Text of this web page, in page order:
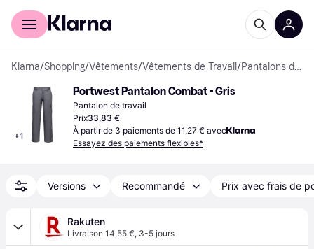
Acheter avec Klarna
Klarna/Shopping/Vêtements/Vêtements de Travail / Pantalons de travail
+1
Portwest Pantalon Combat - Gris
Pantalon de travail
Prix33,83 €
À partir de 3 paiements de 11,27 € avec
Essayez des paiements flexibles*
Versions Recommandé Prix avec frais de
Rakuten
Livraison 14,55 €, 3-5 jours